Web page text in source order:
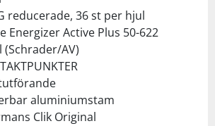
reducerade, 36 st per hjul
Energizer Active Plus 50-622
(Schrader/AV)
aluminiumstam
Clik Original